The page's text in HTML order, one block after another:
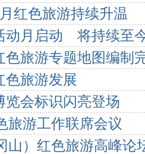
红色旅游持续升温
动月启动 将持续至
色旅游专题地图编制
色旅游发展
览会标识闪亮登场
旅游工作联席会议
山）红色旅游高峰论